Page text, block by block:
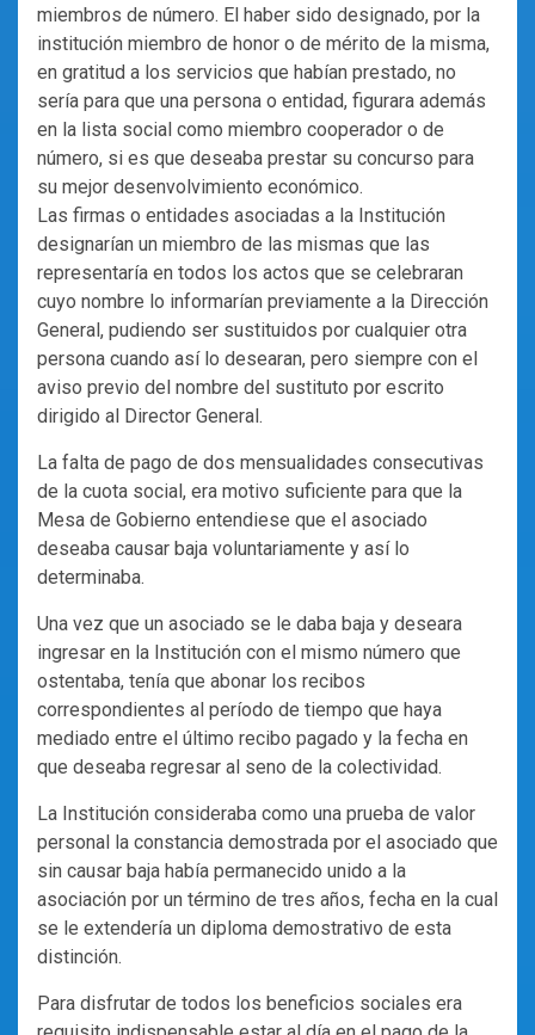
miembros de número. El haber sido designado, por la
institución miembro de honor o de mérito de la misma,
en gratitud a los servicios que habían prestado, no
sería para que una persona o entidad, figurara además
en la lista social como miembro cooperador o de
número, si es que deseaba prestar su concurso para
su mejor desenvolvimiento económico.
Las firmas o entidades asociadas a la Institución
designarían un miembro de las mismas que las
representaría en todos los actos que se celebraran
cuyo nombre lo informarían previamente a la Dirección
General, pudiendo ser sustituidos por cualquier otra
persona cuando así lo desearan, pero siempre con el
aviso previo del nombre del sustituto por escrito
dirigido al Director General.
La falta de pago de dos mensualidades consecutivas
de la cuota social, era motivo suficiente para que la
Mesa de Gobierno entendiese que el asociado
deseaba causar baja voluntariamente y así lo
determinaba.
Una vez que un asociado se le daba baja y deseara
ingresar en la Institución con el mismo número que
ostentaba, tenía que abonar los recibos
correspondientes al período de tiempo que haya
mediado entre el último recibo pagado y la fecha en
que deseaba regresar al seno de la colectividad.
La Institución consideraba como una prueba de valor
personal la constancia demostrada por el asociado que
sin causar baja había permanecido unido a la
asociación por un término de tres años, fecha en la cual
se le extendería un diploma demostrativo de esta
distinción.
Para disfrutar de todos los beneficios sociales era